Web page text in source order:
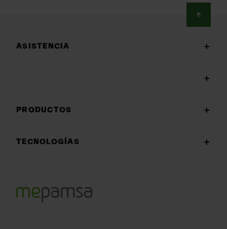
ASISTENCIA
PRODUCTOS
TECNOLOGÍAS